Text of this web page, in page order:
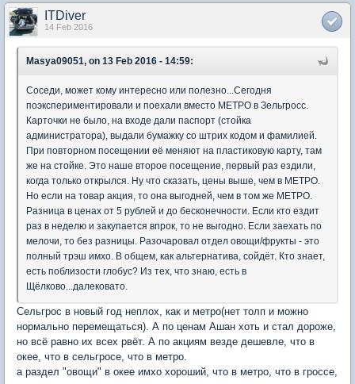
ITDiver
14 Feb 2016
Masya09051, on 13 Feb 2016 - 14:59:
Соседи, может кому интересно или полезно...Сегодня
поэкспериментировали и поехали вместо МЕТРО в Зельгросс.
Карточки не было, на входе дали паспорт (стойка
администратора), выдали бумажку со штрих кодом и фамилией.
При повторном посещении её меняют на пластиковую карту, там
же на стойке. Это наше второе посещение, первый раз ездили,
когда только открылся. Ну что сказать, цены выше, чем в МЕТРО.
Но если на товар акция, то она выгодней, чем в том же МЕТРО.
Разница в ценах от 5 рублей и до бесконечности. Если кто ездит
раз в неделю и закупается впрок, то не выгодно. Если заехать по
мелочи, то без разницы. Разочаровал отдел овощи/фрукты - это
полный трэш имхо. В общем, как альтернатива, сойдёт. Кто знает,
есть поблизости глобус? Из тех, что знаю, есть в
Щёлково...далековато.
Сельгрос в новый год неплох, как и метро(нет толп и можно
нормально перемещаться). А по ценам Ашан хоть и стал дороже,
но всё равно их всех рвёт. А по акциям везде дешевле, что в
окее, что в сельгросе, что в метро.
а раздел "овощи" в окее имхо хороший, что в метро, что в гроссе,